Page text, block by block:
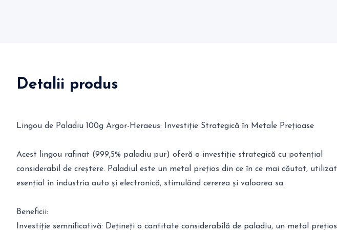
Detalii produs
Lingou de Paladiu 100g Argor-Heraeus: Investiție Strategică în Metale Prețioase
Acest lingou rafinat (999,5% paladiu pur) oferă o investiție strategică cu potențial
considerabil de creștere. Paladiul este un metal prețios din ce în ce mai căutat, utilizat
esențial în industria auto și electronică, stimulând cererea și valoarea sa.
Beneficii:
Investiție semnificativă: Dețineți o cantitate considerabilă de paladiu, un metal prețios